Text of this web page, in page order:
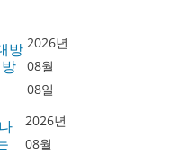
방 2026년
08월
08일
2026년
08월